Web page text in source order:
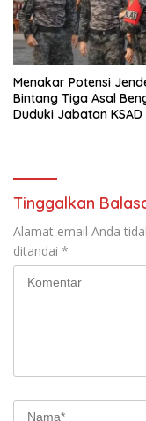
Menakar Potensi
Bintang Tiga Asal
Duduki Jabatan
Tinggalkan
Alamat email Anda
ditandai *